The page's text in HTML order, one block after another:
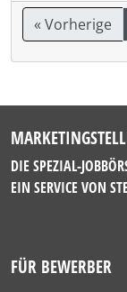
« Vorherige
DIE SPEZIAL-
EIN SERVICE VON
FÜR BEWERBER